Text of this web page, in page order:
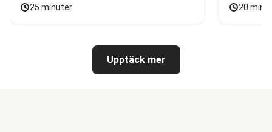
25 minuter 20
Upptäck mer